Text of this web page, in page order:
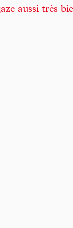
aussi très